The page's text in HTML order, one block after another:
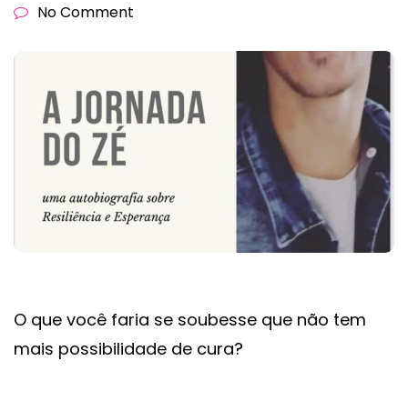
No Comment
O que você faria se soubesse que não tem
mais possibilidade de cura?